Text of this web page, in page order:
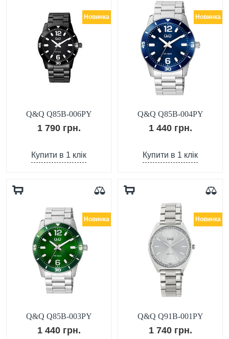
Новинка
Q&Q Q85B-006PY
1 790 грн.
Купити в 1 клік
Новинка
Q&Q Q85B-004PY
1 440 грн.
Купити в 1 клік
Новинка
Q&Q Q85B-003PY
1 440 грн.
Новинка
Q&Q Q91B-001PY
1 740 грн.